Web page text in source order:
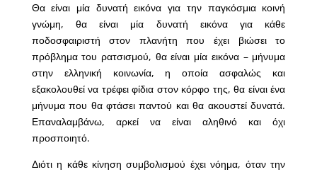
Θα είναι μία δυνατή εικόνα για την παγκόσμια κοινή
γνώμη, θα είναι μία δυνατή εικόνα για κάθε
ποδοσφαιριστή στον πλανήτη που έχει βιώσει το
πρόβλημα του ρατσισμού, θα είναι μία εικόνα – μήνυμα
στην ελληνική κοινωνία, η οποία ασφαλώς και
εξακολουθεί να τρέφει φίδια στον κόρφο της, θα είναι ένα
μήνυμα που θα φτάσει παντού και θα ακουστεί δυνατά.
Επαναλαμβάνω, αρκεί να είναι αληθινό και όχι
προσποιητό.
Διότι η κάθε κίνηση συμβολισμού έχει νόημα, όταν την